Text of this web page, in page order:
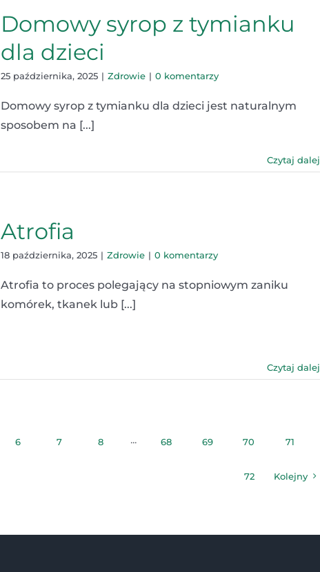
Domowy syrop z tymianku
dla dzieci
25 października, 2025 | Zdrowie | 0 komentarzy
Domowy syrop z tymianku dla dzieci jest naturalnym
sposobem na [...]
Czytaj dalej
Atrofia
18 października, 2025 | Zdrowie | 0 komentarzy
Atrofia to proces polegający na stopniowym zaniku
komórek, tkanek lub [...]
Czytaj dalej
6 7 8 ··· 68 69 70 71
72 Kolejny